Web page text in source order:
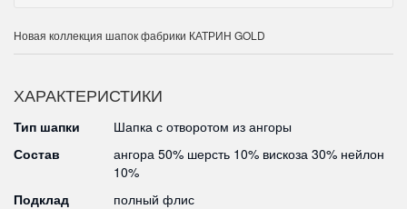
Новая коллекция шапок фабрики КАТРИН GOLD
ХАРАКТЕРИСТИКИ
Тип шапки
Шапка с отворотом из ангоры
Состав
ангора 50% шерсть 10% вискоза 30% нейлон
10%
Подклад
полный флис